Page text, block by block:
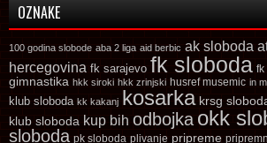
OZNAKE
100 godina slobode aba 2 liga aid berbic ak sloboda
hercegovina fk sarajevo fk sloboda fk
gimnastika hkk siroki hkk zrinjski husref musemic in
klub sloboda kk kakanj kosarka krsg
klub sloboda kup bih odbojka okk
sloboda pk sloboda plivanje pripreme